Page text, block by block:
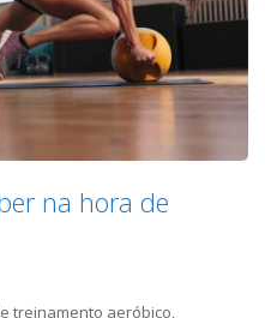
na hora de
treinamento aeróbico,